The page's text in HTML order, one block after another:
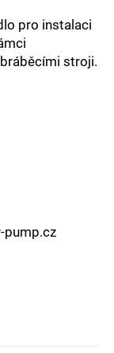
pro instalaci
stroji.
pump.cz